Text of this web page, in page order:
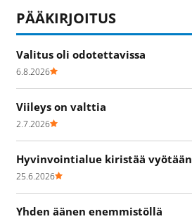
PÄÄKIRJOITUS
Valitus oli odotettavissa
6.8.2026
Viileys on valttia
2.7.2026
Hyvinvointialue kiristää vyötään
25.6.2026
Yhden äänen enemmistöllä